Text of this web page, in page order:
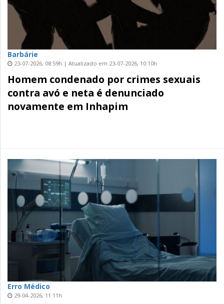
Barbárie
23-07-2026, 08:59h | Atualizado em 23-07-2026, 10:10h
Homem condenado por crimes sexuais
contra avó e neta é denunciado
novamente em Inhapim
Erro Médico
29-04-2026, 11:11h